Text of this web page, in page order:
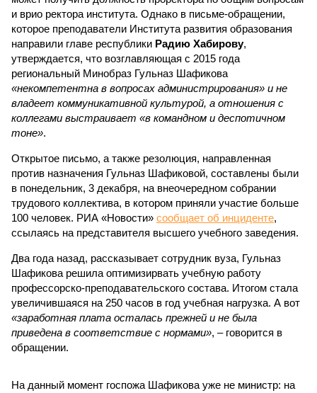
и врио ректора института. Однако в письме-обращении,
которое преподаватели Института развития образования
направили главе республики Радию Хабирову,
утверждается, что возглавляющая с 2015 года
региональный Минобраз Гульназ Шафикова
«некомпетентна в вопросах администрирования» и не
владеет коммуникативной культурой, а отношения с
коллегами выстраивает «в командном и деспотичном
тоне».
Открытое письмо, а также резолюция, направленная
против назначения Гульназ Шафиковой, составлены были
в понедельник, 3 декабря, на внеочередном собрании
трудового коллектива, в котором приняли участие больше
100 человек. РИА «Новости» сообщает об инциденте,
ссылаясь на представителя высшего учебного заведения.
Два года назад, рассказывает сотрудник вуза, Гульназ
Шафикова решила оптимизирвать учебную работу
профессорско-преподавательского состава. Итогом стала
увеличившаяся на 250 часов в год учебная нагрузка. А вот
«заработная плата осталась прежней и не была
приведена в соответствие с нормами», – говорится в
обращении.
На данный момент госпожа Шафикова уже не министр: на